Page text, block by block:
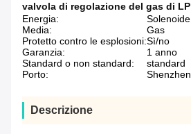
valvola di regolazione del gas di LP
Energia:
Solenoide
Media:
Gas
Protetto contro le esplosioni:Sì/no
Garanzia:
1 anno
Standard o non standard:
standard
Porto:
Shenzhen
Descrizione